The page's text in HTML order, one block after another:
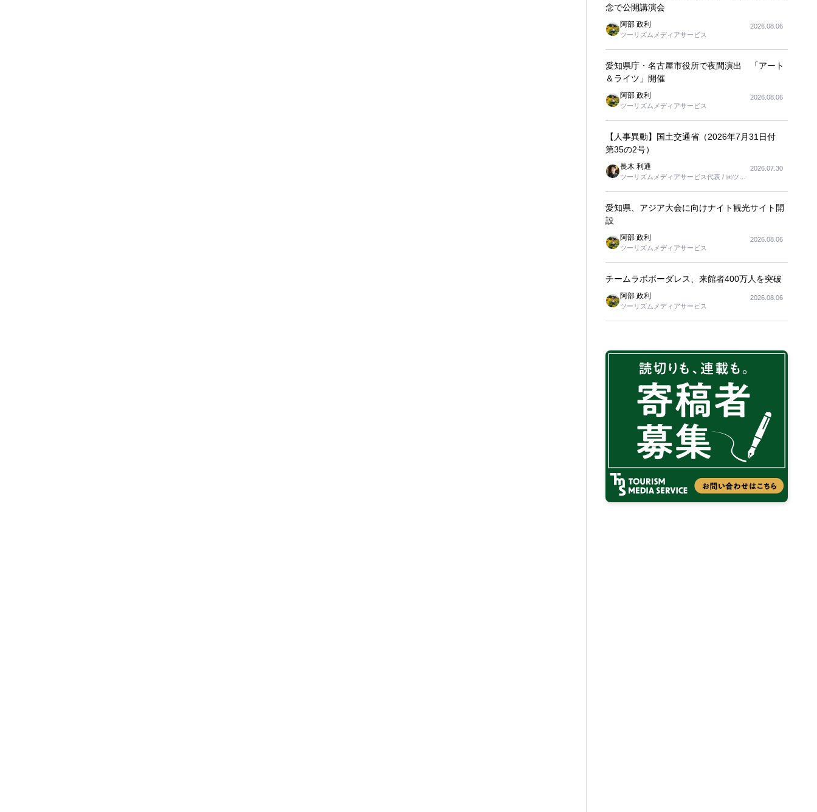
念で公開講演会
阿部 政利
ツーリズムメディアサービス
2026.08.06
愛知県庁・名古屋市役所で夜間演出 「アート
＆ライツ」開催
阿部 政利
ツーリズムメディアサービス
2026.08.06
【人事異動】国土交通省（2026年7月31日付
第35の2号）
長木 利通
ツーリズムメディアサービス代表 / ㈱ツー
2026.07.30
愛知県、アジア大会に向けナイト観光サイト開
設
阿部 政利
ツーリズムメディアサービス
2026.08.06
チームラボボーダレス、来館者400万人を突破
阿部 政利
ツーリズムメディアサービス
2026.08.06